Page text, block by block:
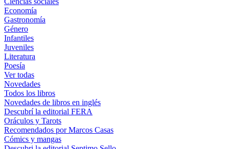
Economía
Gastronomía
Género
Infantiles
Juveniles
Literatura
Poesía
Ver todas
Novedades
Todos los libros
Novedades de libros en inglés
Descubrí la editorial FERA
Oráculos y Tarots
Recomendados por Marcos Casas
Cómics y mangas